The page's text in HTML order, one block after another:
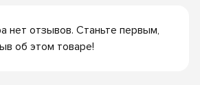
нет отзывов. Станьте первым,
об этом товаре!